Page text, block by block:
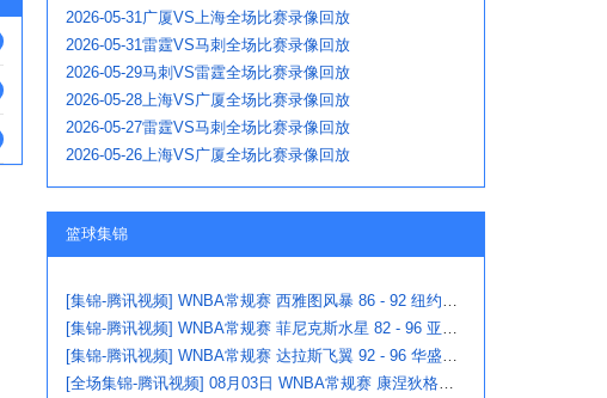
2026-05-31广厦VS上海全场比赛录像回放
2026-05-31雷霆VS马刺全场比赛录像回放
2026-05-29马刺VS雷霆全场比赛录像回放
2026-05-28上海VS广厦全场比赛录像回放
2026-05-27雷霆VS马刺全场比赛录像回放
2026-05-26上海VS广厦全场比赛录像回放
篮球集锦
[集锦-腾讯视频] WNBA常规赛 西雅图风暴 86 - 92 纽约自由人
[集锦-腾讯视频] WNBA常规赛 菲尼克斯水星 82 - 96 亚特兰大梦想
[集锦-腾讯视频] WNBA常规赛 达拉斯飞翼 92 - 96 华盛顿神秘人
[全场集锦-腾讯视频] 08月03日 WNBA常规赛 康涅狄格太阳63-83达拉斯飞翼